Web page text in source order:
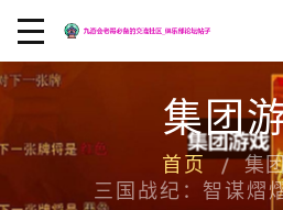
集团
首页
集
三国战纪：智谋熠